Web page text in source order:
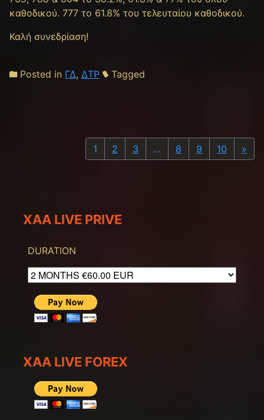
καθοδικού. 777 το 61.8% του τελευταίου καθοδικού.
Καλή συνεδρίαση!
Posted in ΓΔ, ΔΤΡ Tagged
1 2 3 … 8 9 10 »
XAA LIVE PRIVE
DURATION
XAA LIVE FOREX